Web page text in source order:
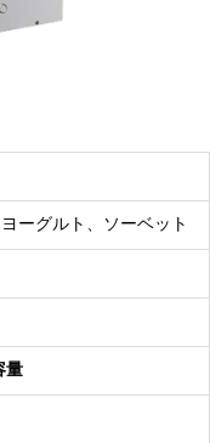
ーグルト、ソーベット
量